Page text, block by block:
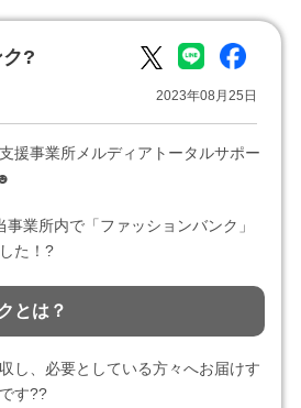
?
2023年08月25日
援事業所メルディアトータルサポー
業所内で「ファッションバンク」
た！?
とは？
し、必要としている方々へお届けす
す??